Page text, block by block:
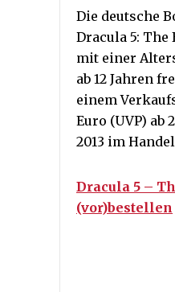
Die deutsche
Dracula 5: The
mit einer
ab 12 Jahren
einem
Euro (UVP) ab
2013 im
Dracula 5 –
(vor)bestellen